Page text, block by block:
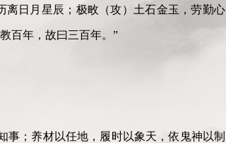
日月星辰；极畋（攻）土石金玉，劳勤心
百年，故曰三百年。”
事；养材以任地，履时以象天，依鬼神以制